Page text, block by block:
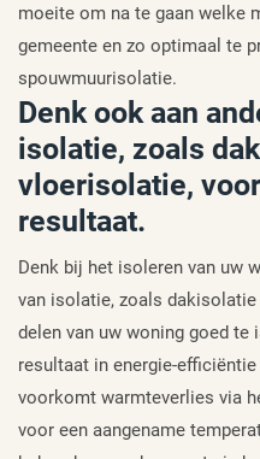
moeite om na te gaan welke
gemeente en zo optimaal te
spouwmuurisolatie.
Denk ook aan
isolatie, zoals
vloerisolatie,
resultaat.
Denk bij het isoleren van uw
van isolatie, zoals
delen van uw woning goed te
resultaat in energie-
voorkomt warmteverlies via
voor een aangename